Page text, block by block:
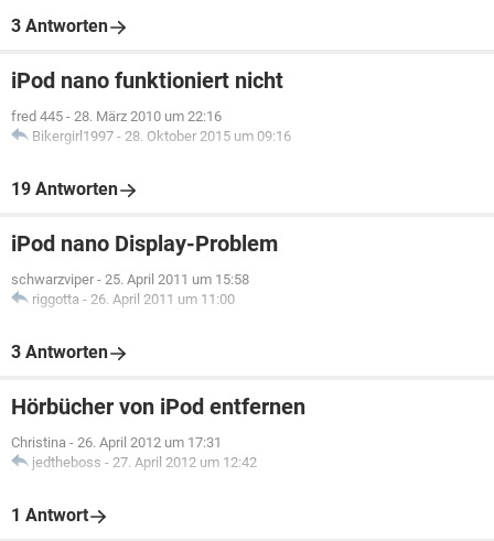
3 Antworten
iPod nano funktioniert nicht
fred 445 - 28. März 2010 um 22:16
Bikergirl1997 - 28. Oktober 2015 um 09:16
19 Antworten
iPod nano Display-Problem
schwarzviper - 25. April 2011 um 15:58
riggotta - 26. April 2011 um 11:00
3 Antworten
Hörbücher von iPod entfernen
Christina - 26. April 2012 um 17:31
jedtheboss - 27. April 2012 um 12:42
1 Antwort